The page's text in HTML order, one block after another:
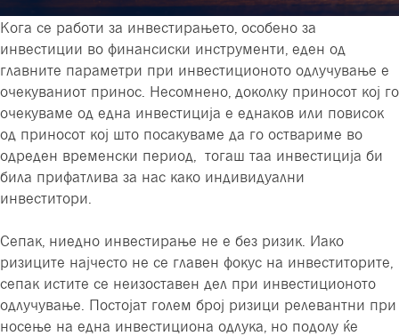
Кога се работи за инвестирањето, особено за
инвестиции во финансиски инструменти, еден од
главните параметри при инвестиционото одлучување е
очекуваниот принос. Несомнено, доколку приносот кој го
очекуваме од една инвестиција е еднаков или повисок
од приносот кој што посакуваме да го оствариме во
одреден временски период, тогаш таа инвестиција би
била прифатлива за нас како индивидуални
инвеститори.
Сепак, ниедно инвестирање не е без ризик. Иако
ризиците најчесто не се главен фокус на инвеститорите,
сепак истите се неизоставен дел при инвестиционото
одлучување. Постојат голем број ризици релевантни при
носење на една инвестициона одлука, но подолу ќе